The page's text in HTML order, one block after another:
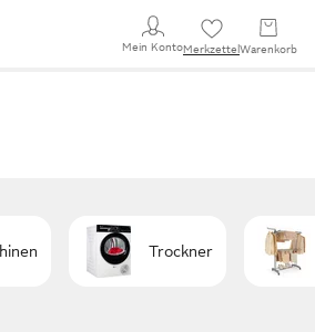
Mein KontoMerkzettel Warenkorb
Trockner